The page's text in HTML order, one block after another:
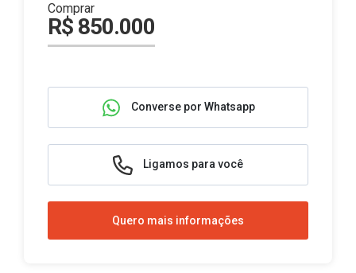
Comprar
R$ 850.000
Converse por Whatsapp
Ligamos para você
Quero mais informações